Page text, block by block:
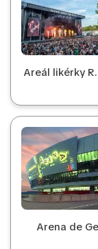
Areál likérky
Arena de